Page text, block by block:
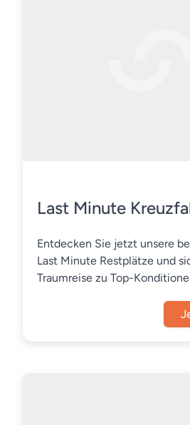
Last Minute
Entdecken Sie jetzt unsere
Last Minute Restplätze und
Traumreise zu Top-